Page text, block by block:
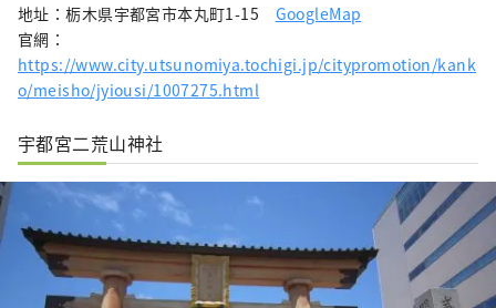
地址：栃木県宇都宮市本丸町1-15 GoogleMap
官網：
https://www.city.utsunomiya.tochigi.jp/citypromotion/kank
o/meisho/jyiousi/1007275.html
宇都宮二荒山神社